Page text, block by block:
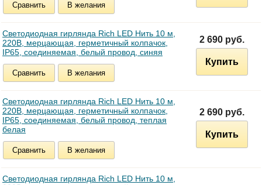
Сравнить В желания
Светодиодная гирлянда Rich LED Нить 10 м,
220В, мерцающая, герметичный колпачок,
IP65, соединяемая, белый провод, синяя
Сравнить В желания
2 690 руб.
Купить
Светодиодная гирлянда Rich LED Нить 10 м,
220В, мерцающая, герметичный колпачок,
IP65, соединяемая, белый провод, теплая
белая
Сравнить В желания
2 690 руб.
Купить
Светодиодная гирлянда Rich LED Нить 10 м,